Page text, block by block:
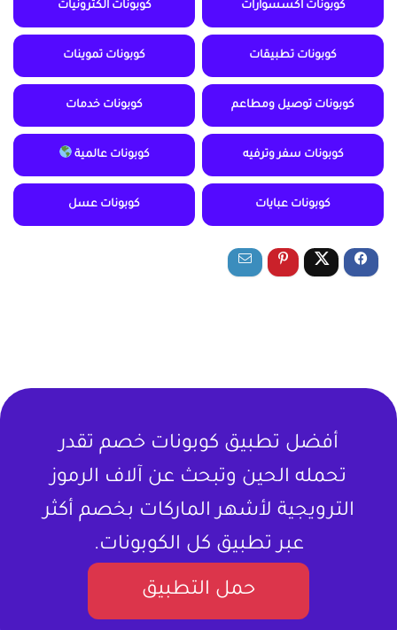
كوبونات اكسسوارات كوبونات الكترونيات
كوبونات تطبيقات كوبونات تموينات
كوبونات توصيل ومطاعم كوبونات خدمات
كوبونات سفر وترفيه كوبونات عالمية
كوبونات عبايات كوبونات عسل
أفضل تطبيق كوبونات خصم تقدر
تحمله الحين وتبحث عن آلاف الرموز
الترويجية لأشهر الماركات بخصم أكثر
عبر تطبيق كل الكوبونات.
حمل التطبيق